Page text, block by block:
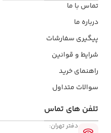
تماس با ما
درباره ما
پیگیری سفارشات
شرایط و قوانین
راهنمای خرید
سوالات متداول
تلفن ‌های تماس
دفتر تهران: